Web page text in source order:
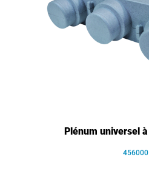
Plénum universel
456000